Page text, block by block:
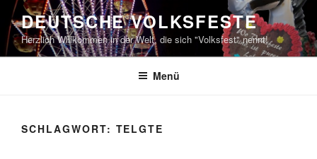
Zum
Inhalt
springen
DEUTSCHE VOLKSFESTE
Herzlich Willkommen in der Welt, die sich "Volksfest" nennt!
Menü
SCHLAGWORT: TELGTE